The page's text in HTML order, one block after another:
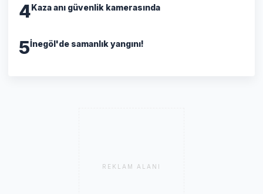
4Kaza anı güvenlik kamerasında
5İnegöl'de samanlık yangını!
REKLAM ALANI